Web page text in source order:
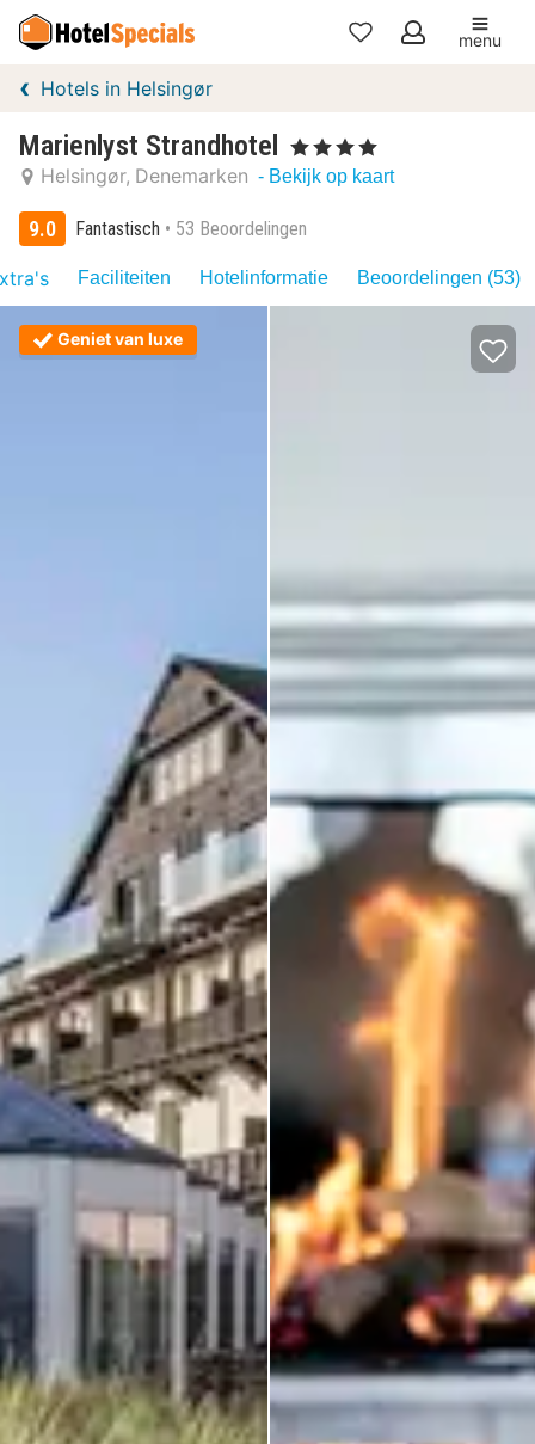
Mijn
menu
Hotels in Helsingør
Marienlyst Strandhotel , 4 Sterren
Helsingør Denemarken - Bekijk op kaart
9.0 Fantastisch 53 Beoordelingen
Faciliteiten Hotelinformatie Beoordelingen (53)
Geniet van luxe